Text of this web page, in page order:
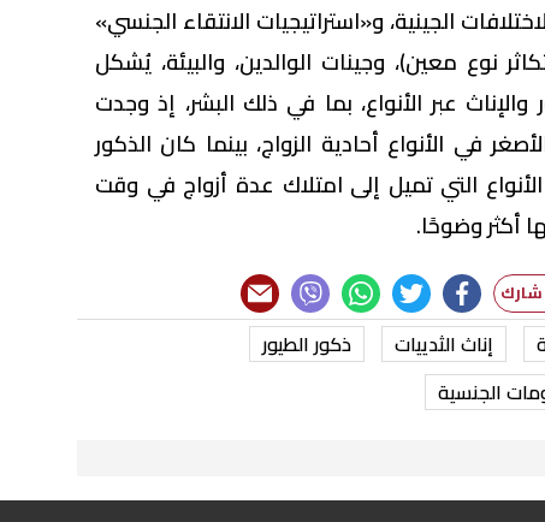
الجينية، و«استراتيجيات الانتقاء الجنسي»
نوع معين)، وجينات الوالدين، والبيئة، يُشكل
عبر الأنواع، بما في ذلك البشر، إذ وجدت
في الأنواع أحادية الزواج، بينما كان الذكور
التي تميل إلى امتلاك عدة أزواج في وقت
أكثر وضوحًا.
إناث الثدييات
ذكور الطيور
الجنسية